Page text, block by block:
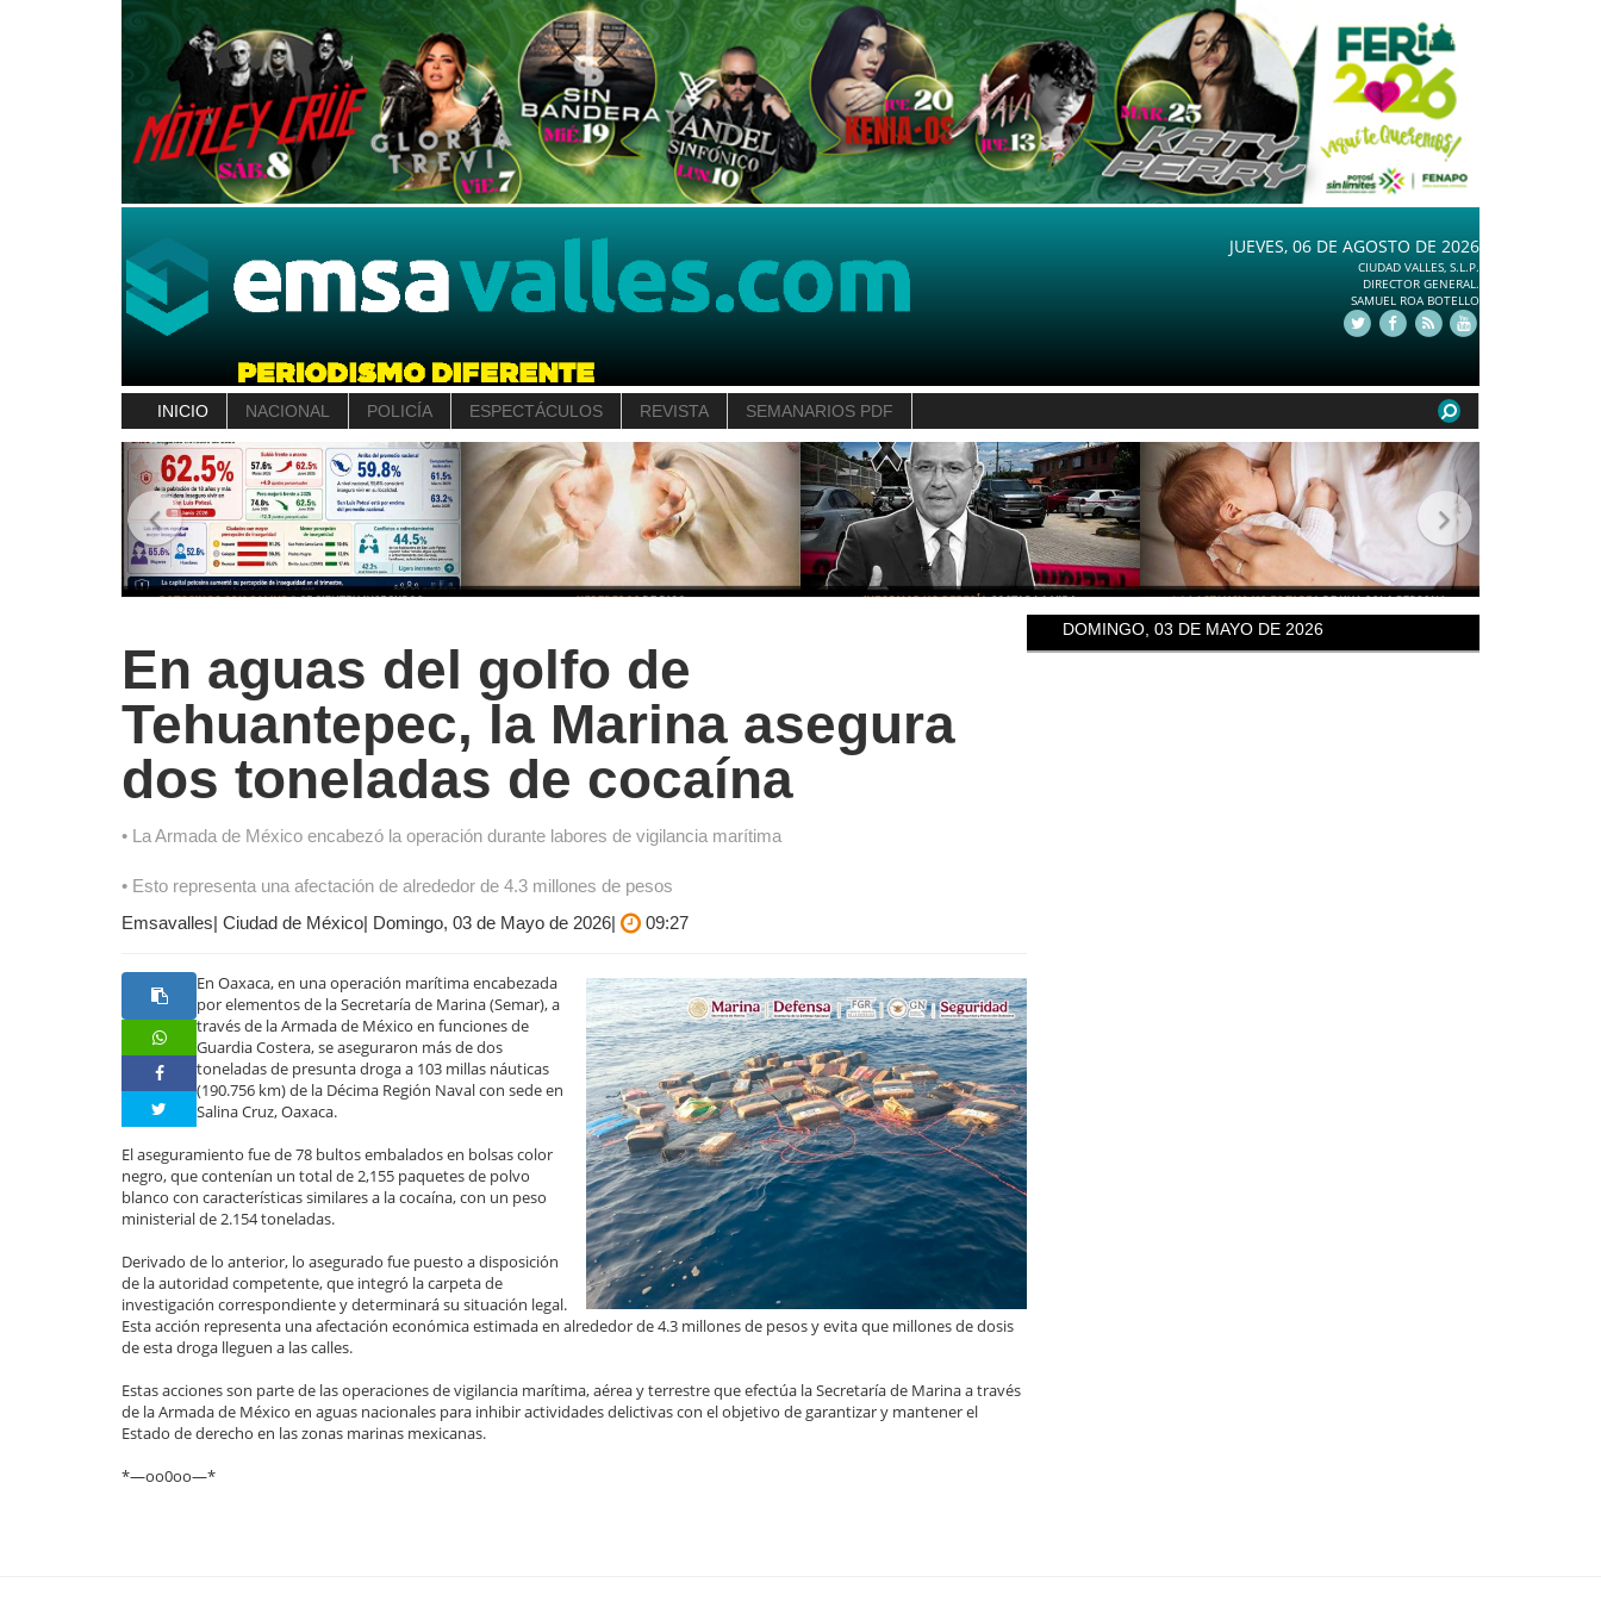
JUEVES, 06 DE AGOSTO DE 2026
CIUDAD VALLES, S.L.P.
DIRECTOR GENERAL.
SAMUEL ROA BOTELLO
INICIO NACIONAL POLICÍA ESPECTÁCULOS REVISTA SEMANARIOS PDF
En aguas del golfo de
Tehuantepec, la Marina asegura
dos toneladas de cocaína
• La Armada de México encabezó la operación durante labores de vigilancia marítima
• Esto representa una afectación de alrededor de 4.3 millones de pesos
Emsavalles| Ciudad de México| Domingo, 03 de Mayo de 2026|
09:27
En Oaxaca, en una operación marítima encabezada
por elementos de la Secretaría de Marina (Semar), a
través de la Armada de México en funciones de
Guardia Costera, se aseguraron más de dos
toneladas de presunta droga a 103 millas náuticas
(190.756 km) de la Décima Región Naval con sede en
Salina Cruz, Oaxaca.
El aseguramiento fue de 78 bultos embalados en bolsas color
negro, que contenían un total de 2,155 paquetes de polvo
blanco con características similares a la cocaína, con un peso
ministerial de 2.154 toneladas.
Derivado de lo anterior, lo asegurado fue puesto a disposición
de la autoridad competente, que integró la carpeta de
investigación correspondiente y determinará su situación legal.
Esta acción representa una afectación económica estimada en alrededor de 4.3 millones de pesos y evita que millones de dosis
de esta droga lleguen a las calles.
Estas acciones son parte de las operaciones de vigilancia marítima, aérea y terrestre que efectúa la Secretaría de Marina a través
de la Armada de México en aguas nacionales para inhibir actividades delictivas con el objetivo de garantizar y mantener el
Estado de derecho en las zonas marinas mexicanas.
*—oo0oo—*
DOMINGO, 03 DE MAYO DE 2026